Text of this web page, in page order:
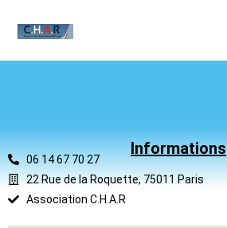
Informations
06 14 67 70 27
22 Rue de la Roquette, 75011 Paris
Association C.H.A.R